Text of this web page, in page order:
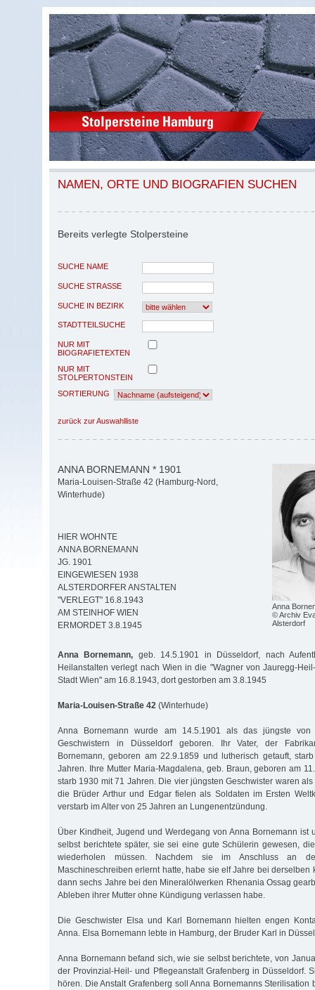
NAMEN, ORTE UND BIOGRAFIEN SUCHEN
Bereits verlegte Stolpersteine
SUCHE NAME
SUCHE STRASSE
SUCHE IN BEZIRK
STADTTEILSUCHE
NUR MIT
BIOGRAFIETEXTEN
NUR MIT
STOLPERTONSTEIN
SORTIERUNG
zurück zur Auswahlliste
Anna
© Archiv
Alsterdorf
ANNA BORNEMANN * 1901
Maria-Louisen-Straße 42 (Hamburg-Nord,
Winterhude)
HIER WOHNTE
ANNA BORNEMANN
JG. 1901
EINGEWIESEN 1938
ALSTERDORFER ANSTALTEN
"VERLEGT" 16.8.1943
AM STEINHOF WIEN
ERMORDET 3.8.1945
Anna Bornemann, geb. 14.5.1901 in Düsseldorf, nach
Heilanstalten verlegt nach Wien in die "Wagner von Jauregg-
Stadt Wien" am 16.8.1943, dort gestorben am 3.8.1945
Maria-Louisen-Straße 42 (Winterhude)
Anna Bornemann wurde am 14.5.1901 als das jüngste
Geschwistern in Düsseldorf geboren. Ihr Vater, der
Bornemann, geboren am 22.9.1859 und lutherisch getauft,
Jahren. Ihre Mutter Maria-Magdalena, geb. Braun, geboren am
starb 1930 mit 71 Jahren. Die vier jüngsten Geschwister waren
die Brüder Arthur und Edgar fielen als Soldaten im Ersten
verstarb im Alter von 25 Jahren an Lungenentzündung.
Über Kindheit, Jugend und Werdegang von Anna Bornemann ist
selbst berichtete später, sie sei eine gute Schülerin gewesen,
wiederholen müssen. Nachdem sie im Anschluss an
Maschineschreiben erlernt hatte, habe sie elf Jahre bei derselben
dann sechs Jahre bei den Mineralölwerken Rhenania Ossag
Ableben ihrer Mutter ohne Kündigung verlassen habe.
Die Geschwister Elsa und Karl Bornemann hielten engen
Anna. Elsa Bornemann lebte in Hamburg, der Bruder Karl in
Anna Bornemann befand sich, wie sie selbst berichtete, von
der Provinzial-Heil- und Pflegeanstalt Grafenberg in Düsseldorf.
hören. Die Anstalt Grafenberg soll Anna Bornemanns Sterilisation